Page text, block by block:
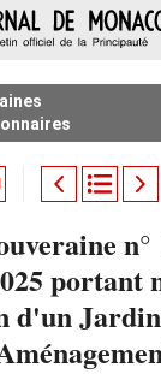
n°
portant
d'un